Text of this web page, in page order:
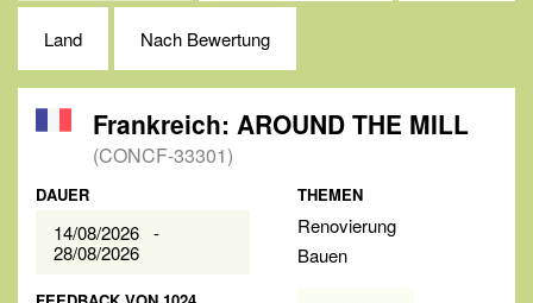
Land Nach Bewertung
Frankreich: AROUND THE MILL
(CONCF-33301)
DAUER
14/08/2026 -
28/08/2026
THEMEN
Renovierung
Bauen